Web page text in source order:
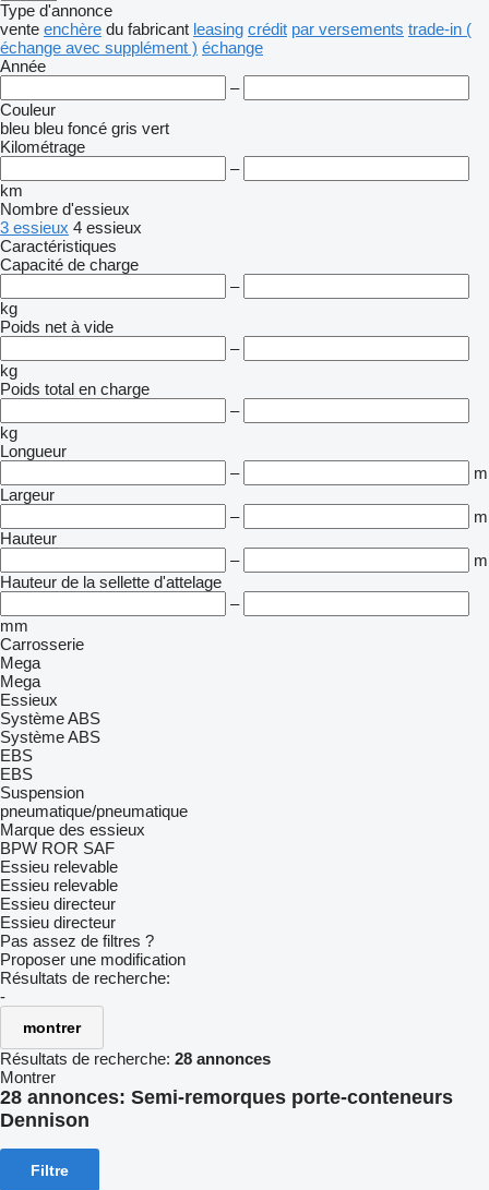
Type d'annonce
vente enchère du fabricant leasing crédit par versements trade-in (
échange avec supplément ) échange
Année
–
Couleur
bleu bleu foncé gris vert
Kilométrage
–
km
Nombre d'essieux
3 essieux 4 essieux
Caractéristiques
Capacité de charge
–
kg
Poids net à vide
–
kg
Poids total en charge
–
kg
Longueur
–
m
Largeur
–
m
Hauteur
–
m
Hauteur de la sellette d'attelage
–
mm
Carrosserie
Mega
Mega
Essieux
Système ABS
Système ABS
EBS
EBS
Suspension
pneumatique/pneumatique
Marque des essieux
BPW ROR SAF
Essieu relevable
Essieu relevable
Essieu directeur
Essieu directeur
Pas assez de filtres ?
Proposer une modification
Résultats de recherche:
-
montrer
Résultats de recherche: 28 annonces
Montrer
28 annonces: Semi-remorques porte-conteneurs
Dennison
Filtre